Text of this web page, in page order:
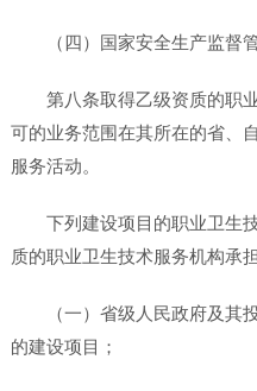
（四）国家安全生产监督
第八条取得乙级资质的职
可的业务范围在其所在的省、
服务活动。
下列建设项目的职业卫生
质的职业卫生技术服务机构承
（一）省级人民政府及其
的建设项目；